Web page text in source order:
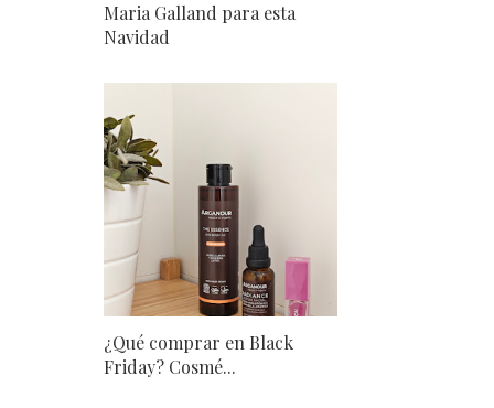
Maria Galland para esta
Navidad
¿Qué comprar en Black
Friday? Cosmé...